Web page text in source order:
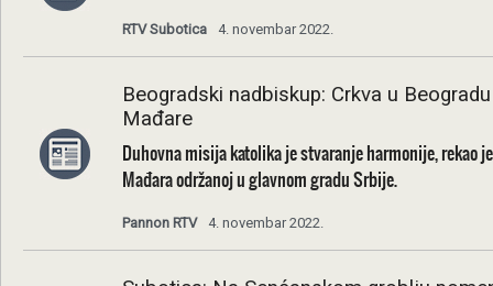
RTV Subotica 4. novembar 2022.
Beogradski nadbiskup: Crkva u
Mađare
Duhovna misija katolika je stvaranje harmonije, rekao
Mađara održanoj u glavnom gradu Srbije.
Pannon RTV 4. novembar 2022.